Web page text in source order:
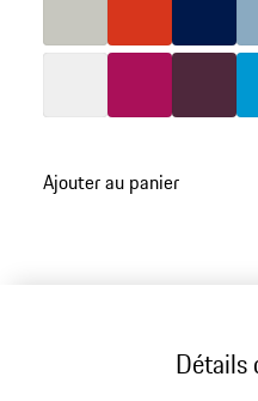
Blanc
CouleurRubis
Couleur
aux
Ajouter au panier
Détails